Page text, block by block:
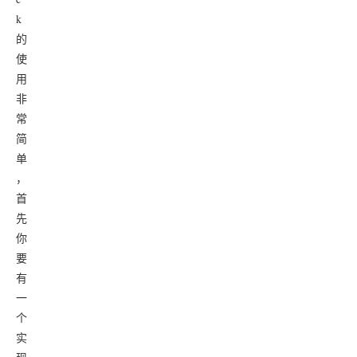
k
的
使
用
非
常
简
单
，
首
先
你
要
有
一
个
实